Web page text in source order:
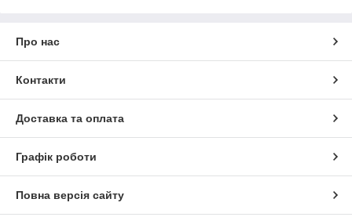
Про нас
Контакти
Доставка та оплата
Графік роботи
Повна версія сайту